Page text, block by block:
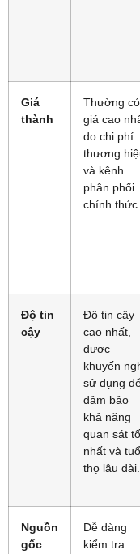
Giá
thành
Thường có
giá cao
do chi phí
thương
và kênh
phân phối
chính thức.
Độ tin
cậy
Độ tin cậy
cao nhất,
được
khuyến
sử dụng
đảm bảo
khả năng
quan sát
nhất và
thọ lâu dài.
Nguồn
gốc
Dễ dàng
kiểm tra